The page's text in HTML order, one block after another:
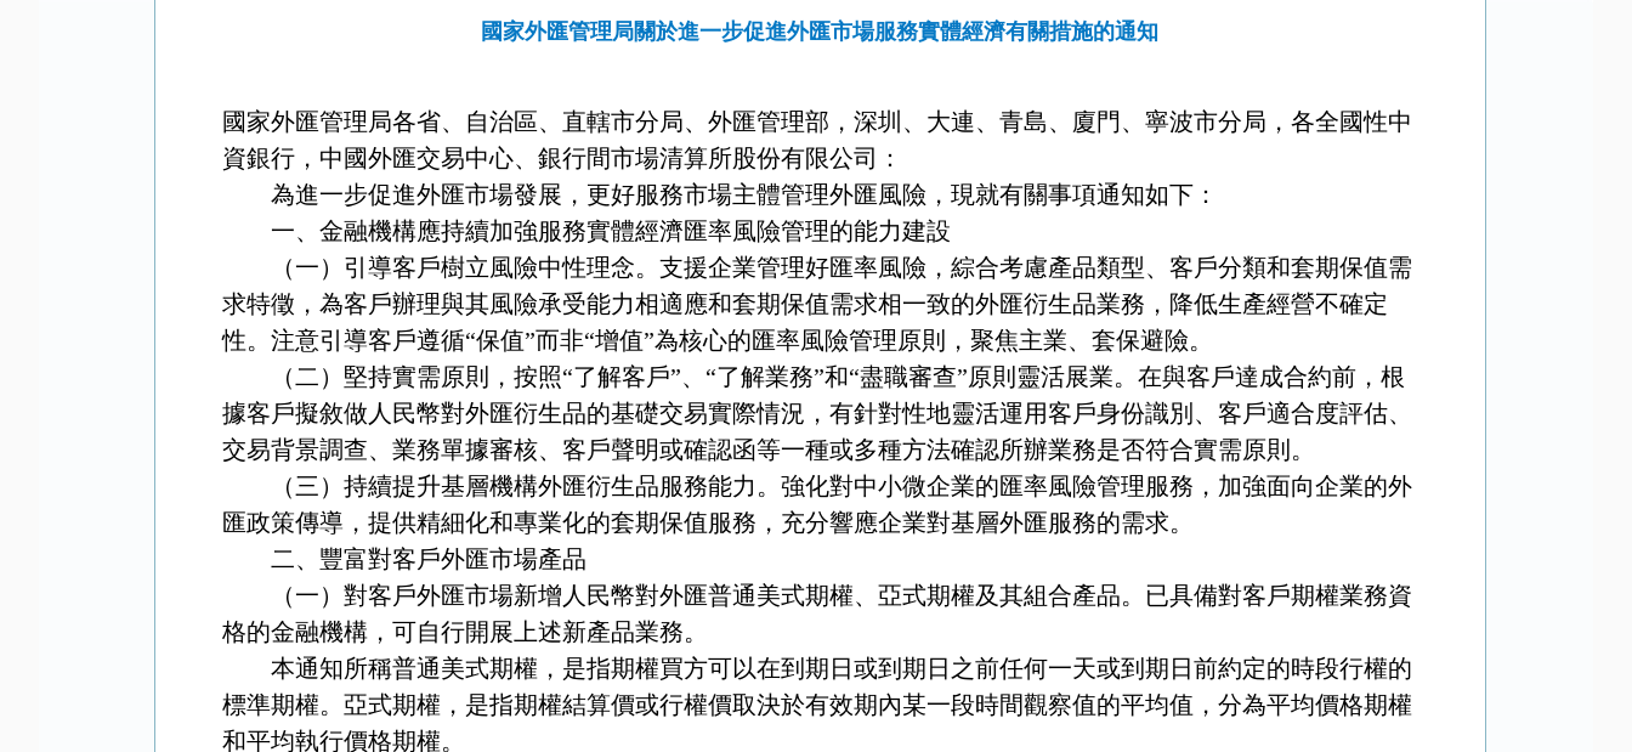
國家外匯管理局關於進一步促進外匯市場服務實體經濟有關措施的通知
國家外匯管理局各省、自治區、直轄市分局、外匯管理部，深圳、大連、青島、廈門、寧波市分局，各全國性中
資銀行，中國外匯交易中心、銀行間市場清算所股份有限公司：
為進一步促進外匯市場發展，更好服務市場主體管理外匯風險，現就有關事項通知如下：
一、金融機構應持續加強服務實體經濟匯率風險管理的能力建設
（一）引導客戶樹立風險中性理念。支援企業管理好匯率風險，綜合考慮產品類型、客戶分類和套期保值需
求特徵，為客戶辦理與其風險承受能力相適應和套期保值需求相一致的外匯衍生品業務，降低生產經營不確定
性。注意引導客戶遵循“保值”而非“增值”為核心的匯率風險管理原則，聚焦主業、套保避險。
（二）堅持實需原則，按照“了解客戶”、 “了解業務”和“盡職審查”原則靈活展業。在與客戶達成合約前，根
據客戶擬敘做人民幣對外匯衍生品的基礎交易實際情況，有針對性地靈活運用客戶身份識別、客戶適合度評估、
交易背景調查、業務單據審核、客戶聲明或確認函等一種或多種方法確認所辦業務是否符合實需原則。
（三）持續提升基層機構外匯衍生品服務能力。強化對中小微企業的匯率風險管理服務，加強面向企業的外
匯政策傳導，提供精細化和專業化的套期保值服務，充分響應企業對基層外匯服務的需求。
二、豐富對客戶外匯市場產品
（一）對客戶外匯市場新增人民幣對外匯普通美式期權、亞式期權及其組合產品。已具備對客戶期權業務資
格的金融機構，可自行開展上述新產品業務。
本通知所稱普通美式期權，是指期權買方可以在到期日或到期日之前任何一天或到期日前約定的時段行權的
標準期權。亞式期權，是指期權結算價或行權價取決於有效期內某一段時間觀察值的平均值，分為平均價格期權
和平均執行價格期權。